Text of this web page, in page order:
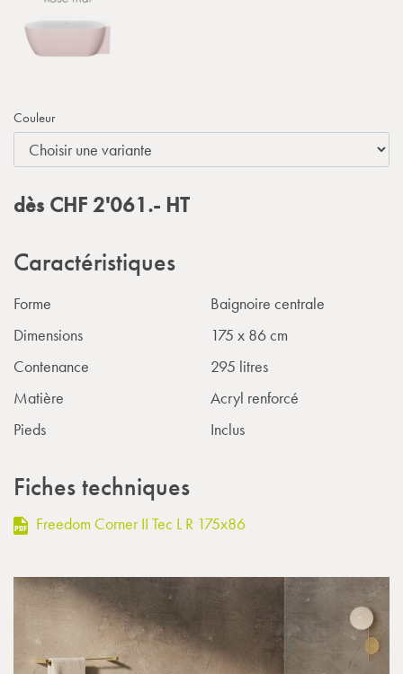
Couleur
dès CHF2'061.- HT
Caractéristiques
Forme
Baignoire centrale
Dimensions
175 x 86 cm
Contenance
295 litres
Matière
Acryl renforcé
Pieds
Inclus
Fiches techniques
Freedom Corner II Tec L R 175x86